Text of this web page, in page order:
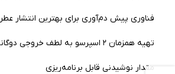
فناوری پیش دم‌آوری برای بهترین انتشار عطر
تهیه همزمان ۲ اسپرسو به لطف خروجی دوگانه قهوه
مقدار نوشیدنی قابل برنامه‌ریزی